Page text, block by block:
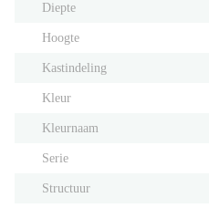
Diepte
Hoogte
Kastindeling
Kleur
Kleurnaam
Serie
Structuur